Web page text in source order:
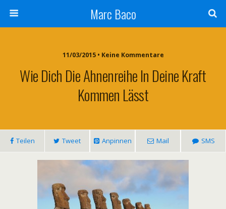
Marc Baco
11/03/2015 • Keine Kommentare
Wie Dich Die Ahnenreihe In Deine Kraft
Kommen Lässt
Teilen Tweet Anpinnen Mail SMS